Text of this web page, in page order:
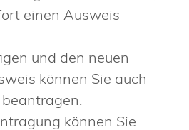
einen Ausweis
und den neuen
können Sie auch
können Sie